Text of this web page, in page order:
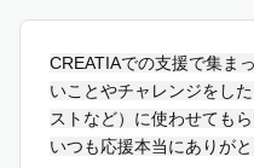
CREATIAでの支援で集ま
いことやチャレンジをし
ストなど）に使わせても
いつも応援本当にありがと